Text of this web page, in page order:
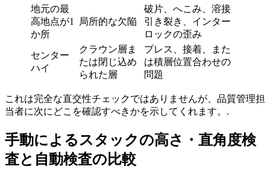
地元の最
高地点が1
か所
局所的な欠陥
破片、へこみ、溶接
引き裂き、インター
ロックの歪み
センター
ハイ
クラウン層ま
たは閉じ込め
られた層
プレス、接着、また
は積層位置合わせの
問題
これは完全な直交性チェックではありませんが、品質管理担
当者に次にどこを確認すべきかを示してくれます。.
手動によるスタックの高さ・直角度検
査と自動検査の比較